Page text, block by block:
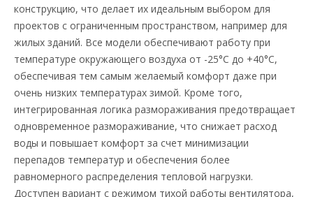
конструкцию, что делает их идеальным выбором для
проектов с ограниченным пространством, например для
жилых зданий. Все модели обеспечивают работу при
температуре окружающего воздуха от -25°C до +40°C,
обеспечивая тем самым желаемый комфорт даже при
очень низких температурах зимой. Кроме того,
интегрированная логика размораживания предотвращает
одновременное размораживание, что снижает расход
воды и повышает комфорт за счет минимизации
перепадов температур и обеспечения более
равномерного распределения тепловой нагрузки.
Доступен вариант с режимом тихой работы вентилятора,